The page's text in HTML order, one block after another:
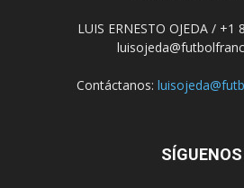
LUIS ERNESTO OJEDA /
Contáctanos:
SÍGUENOS